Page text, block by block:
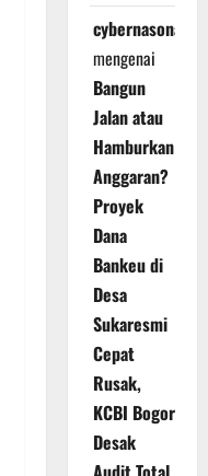
cybernasonal
mengenai
Bangun
Jalan atau
Hamburkan
Anggaran?
Proyek
Dana
Bankeu di
Desa
Sukaresmi
Cepat
Rusak,
KCBI Bogor
Desak